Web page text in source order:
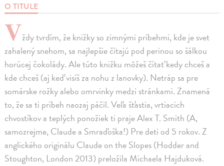
O TITULE
Vždy tvrdím, že knižky so zimnými príbehmi, kde je svet
zahalený snehom, sa najlepšie čítajú pod perinou so šálkou
horúcej čokolády. Ale túto knižku môžeš čítať kedy chceš a
kde chceš (aj keď visíš za nohu z lanovky). Netráp sa pre
somárske rožky alebo omrvinky medzi stránkami. Znamená
to, že sa ti príbeh naozaj páčil. Veľa šťastia, vrtiacich
chvostíkov a teplých ponožiek ti praje Alex T. Smith (A,
samozrejme, Claude a Smraďoška!) Pre deti od 5 rokov. Z
anglického originálu Claude on the Slopes (Hodder and
Stoughton, London 2013) preložila Michaela Hajduková.